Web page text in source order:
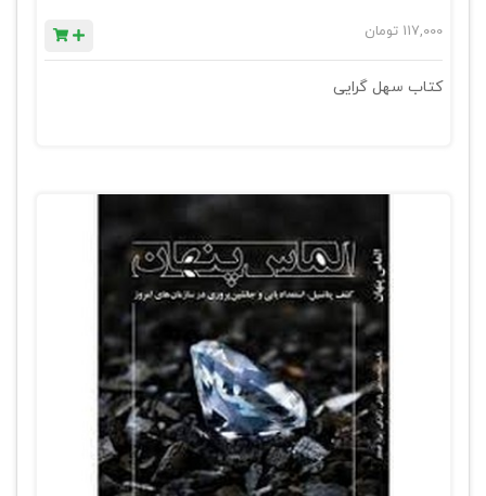
117,000 تومان
کتاب سهل گرایی